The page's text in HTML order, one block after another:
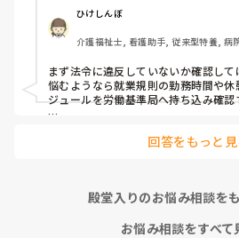
ちなみに三交代の夜勤です。明けが
さんのところでは休憩時間が確保で
で業務改善に着手されておられますか
ご意見お待ちしております。よろし
ひけしんぼ
介護福祉士, 看護助手, 従来型特養, 病
まず法令に違反していないか確認して
悩むようなら就業規則の勤務時間や
ジュールを労働基準局へ持ち込み確
回答をもっと見
殿堂入りのお悩み相談を
お悩み相談をすべて